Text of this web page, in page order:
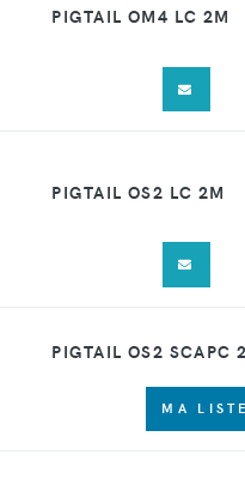
PIGTAIL OM4 LC 2M
PIGTAIL OS2 LC 2M
PIGTAIL OS2 SCAPC
MA LISTE